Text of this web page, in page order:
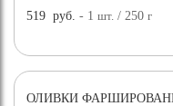
519 руб. - 1шт. / 250г
ОЛИВКИ